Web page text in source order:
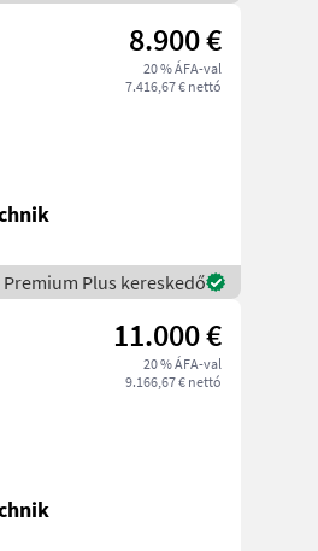
8.900 €
20 % ÁFA-val
7.416,67 € nettó
Premium Plus kereskedő
11.000 €
20 % ÁFA-val
9.166,67 € nettó